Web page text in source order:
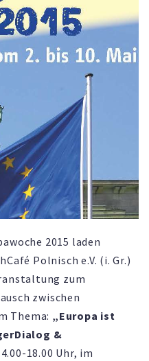
2015 laden
Polnisch e.V. (i. Gr.)
zum
zwischen
Thema: „Europa ist
&
18.00 Uhr, im